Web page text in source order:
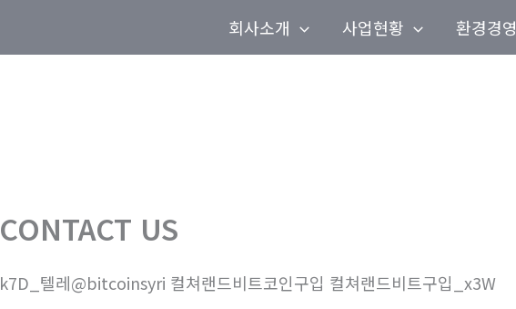
회사소개 사업현황 환경경영
CONTACT US
k7D_텔레@bitcoinsyri 컬쳐랜드비트코인구입 컬쳐랜드비트구입_x3W